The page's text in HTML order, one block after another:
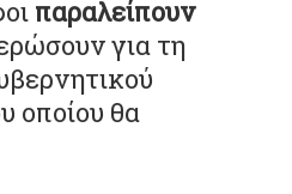
παραλείπουν
για τη
οποίου θα